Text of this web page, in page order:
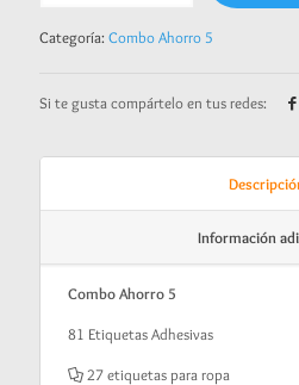
Princess
Categoría: Combo Ahorro 5
Si te gusta compártelo en tus redes:
Información
Combo Ahorro 5
81 Etiquetas Adhesivas
27 etiquetas para ropa